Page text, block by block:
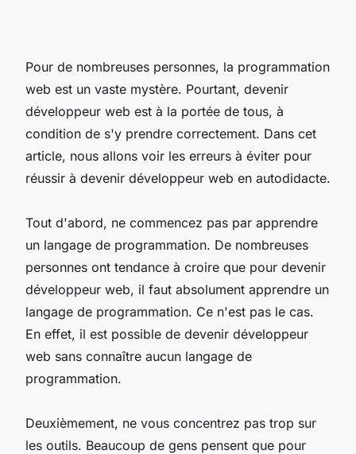
Pour de nombreuses personnes, la programmation
web est un vaste mystère. Pourtant, devenir
développeur web est à la portée de tous, à
condition de s'y prendre correctement. Dans cet
article, nous allons voir les erreurs à éviter pour
réussir à devenir développeur web en autodidacte.
Tout d'abord, ne commencez pas par apprendre
un langage de programmation. De nombreuses
personnes ont tendance à croire que pour devenir
développeur web, il faut absolument apprendre un
langage de programmation. Ce n'est pas le cas.
En effet, il est possible de devenir développeur
web sans connaître aucun langage de
programmation.
Deuxièmement, ne vous concentrez pas trop sur
les outils. Beaucoup de gens pensent que pour